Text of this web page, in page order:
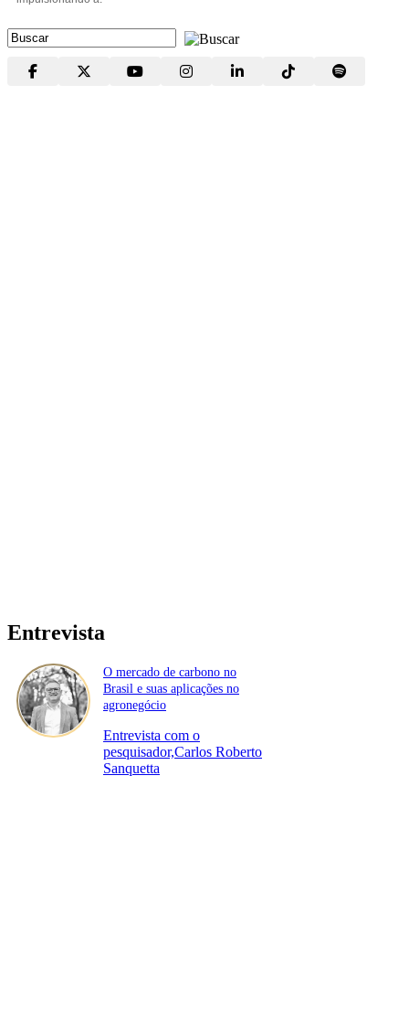
Entrevista
O mercado de carbono no
Brasil e suas aplicações no
agronegócio
Entrevista com o
pesquisador,Carlos Roberto
Sanquetta